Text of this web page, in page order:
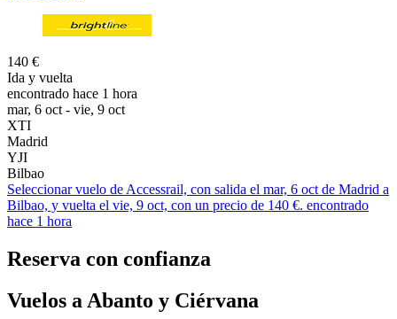
140 €
Ida y vuelta
encontrado hace 1 hora
mar, 6 oct - vie, 9 oct
XTI
Madrid
YJI
Bilbao
Seleccionar vuelo de Accessrail, con salida el mar, 6 oct de Madrid a
Bilbao, y vuelta el vie, 9 oct, con un precio de 140 €. encontrado
hace 1 hora
Reserva con confianza
Vuelos a Abanto y Ciérvana